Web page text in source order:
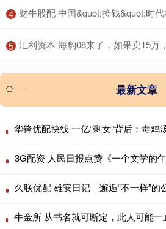
4 财牛股配 中国&quot;捡钱&quot;时代将至!
5 汇利资本 海豹08来了，如果卖15万
最新文章
3G配资 人民日报点赞《一个文学的
久联优配 雄安日记｜邂逅“不一样”的